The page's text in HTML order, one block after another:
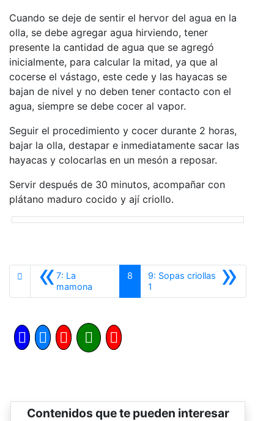
Cuando se deje de sentir el hervor del agua en la
olla, se debe agregar agua hirviendo, tener
presente la cantidad de agua que se agregó
inicialmente, para calcular la mitad, ya que al
cocerse el vástago, este cede y las hayacas se
bajan de nivel y no deben tener contacto con el
agua, siempre se debe cocer al vapor.
Seguir el procedimiento y cocer durante 2 horas,
bajar la olla, destapar e inmediatamente sacar las
hayacas y colocarlas en un mesón a reposar.
Servir después de 30 minutos, acompañar con
plátano maduro cocido y ají criollo.
«7: La
mamona
8 »
9: Sopas criollas
1
Contenidos que te pueden interesar